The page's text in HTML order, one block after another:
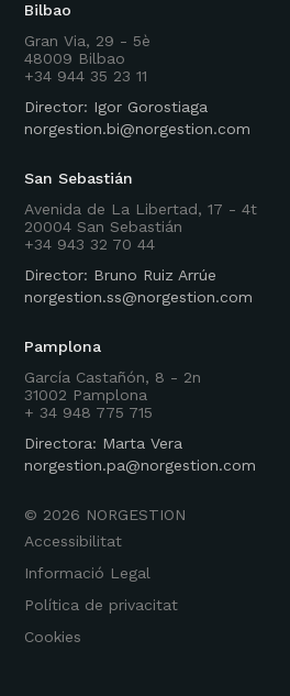
Bilbao
Gran Via, 29 - 5è
48009 Bilbao
+34 944 35 23 11
Director: Igor Gorostiaga
norgestion.bi@norgestion.com
San Sebastián
Avenida de La Libertad, 17 - 4t
20004 San Sebastián
+34 943 32 70 44
Director: Bruno Ruiz Arrúe
norgestion.ss@norgestion.com
Pamplona
García Castañón, 8 - 2n
31002 Pamplona
+ 34 948 775 715
Directora: Marta Vera
norgestion.pa@norgestion.com
Accessibilitat
Informació Legal
Política de privacitat
Cookies
© 2026 NORGESTION